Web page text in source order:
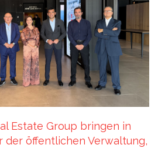
Estate Group bringen in
der öffentlichen Verwaltung,